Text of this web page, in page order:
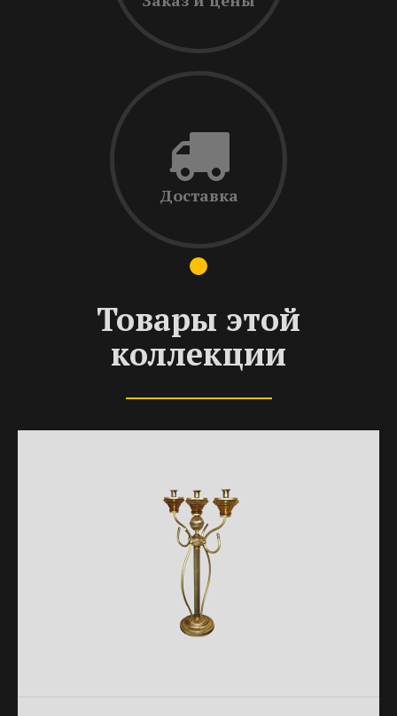
Доставка
Товары этой
коллекции